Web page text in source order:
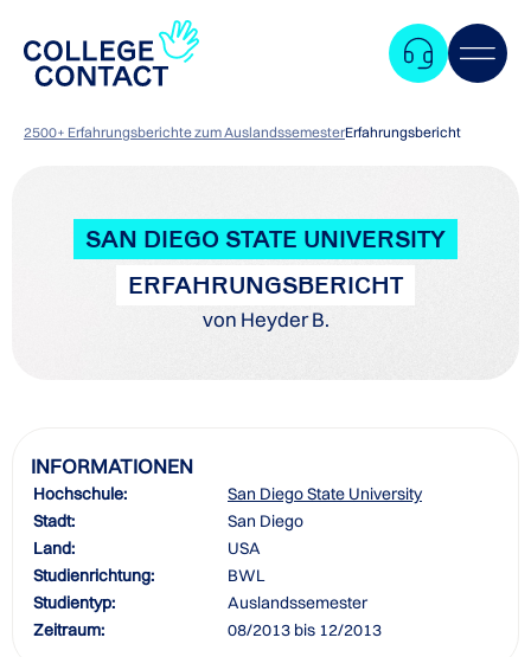
2500+ Erfahrungsberichte zum AuslandssemesterErfahrungsbericht
SAN DIEGO STATE UNIVERSITY
ERFAHRUNGSBERICHT
von Heyder B.
INFORMATIONEN
Hochschule:
San Diego State University
Stadt:
San Diego
Land:
USA
Studienrichtung:
BWL
Studientyp:
Auslandssemester
Zeitraum:
08/2013 bis 12/2013